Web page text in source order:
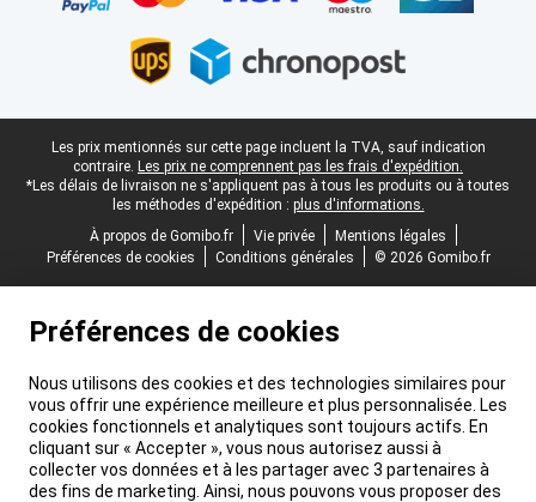
Pied-de-page légal
Les prix mentionnés sur cette page incluent la TVA, sauf indication
contraire. Les prix ne comprennent pas les frais d'expédition.
*Les délais de livraison ne s'appliquent pas à tous les produits ou à toutes
les méthodes d'expédition : plus d'informations.
À propos de Gomibo.fr
Vie privée
Mentions légales
Préférences de cookies
Conditions générales © 2026 Gomibo.fr
Préférences de cookies
Nous utilisons des cookies et des technologies similaires pour
vous offrir une expérience meilleure et plus personnalisée. Les
cookies fonctionnels et analytiques sont toujours actifs. En
cliquant sur « Accepter », vous nous autorisez aussi à
collecter vos données et à les partager avec 3 partenaires à
des fins de marketing. Ainsi, nous pouvons vous proposer des